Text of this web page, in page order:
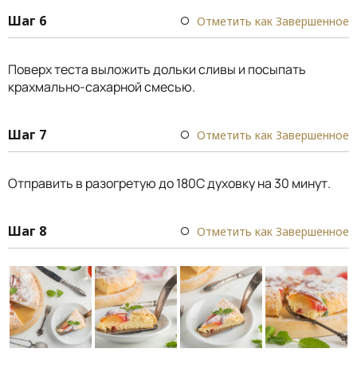
Шаг 6 Отметить как Завершенное
Поверх теста выложить дольки сливы и посыпать
крахмально-сахарной смесью.
Шаг 7 Отметить как Завершенное
Отправить в разогретую до 180С духовку на 30 минут.
Шаг 8 Отметить как Завершенное